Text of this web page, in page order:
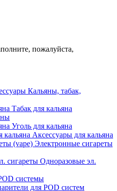
пожалуйста,
Кальяны, табак,
Табак для кальяна
Уголь для кальяна
Аксессуары для кальяна
Электронные сигареты
Одноразовые эл.
системы